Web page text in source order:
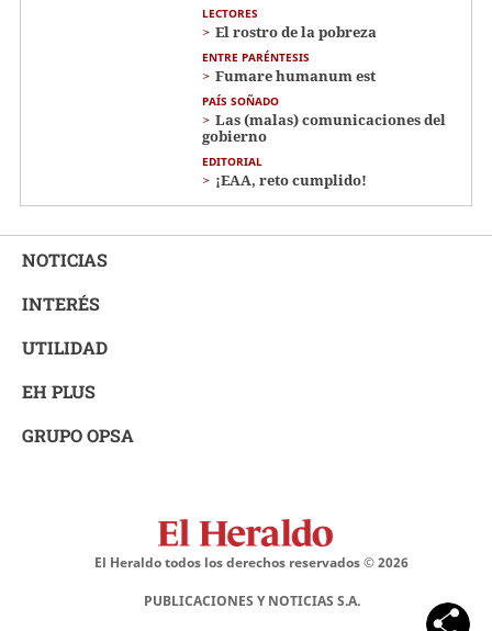
LECTORES
El rostro de la pobreza
ENTRE PARÉNTESIS
Fumare humanum est
PAÍS SOÑADO
Las (malas) comunicaciones del
gobierno
EDITORIAL
¡EAA, reto cumplido!
NOTICIAS
INTERÉS
UTILIDAD
EH PLUS
GRUPO OPSA
El Heraldo todos los derechos reservados ©2026
PUBLICACIONES Y NOTICIAS S.A.